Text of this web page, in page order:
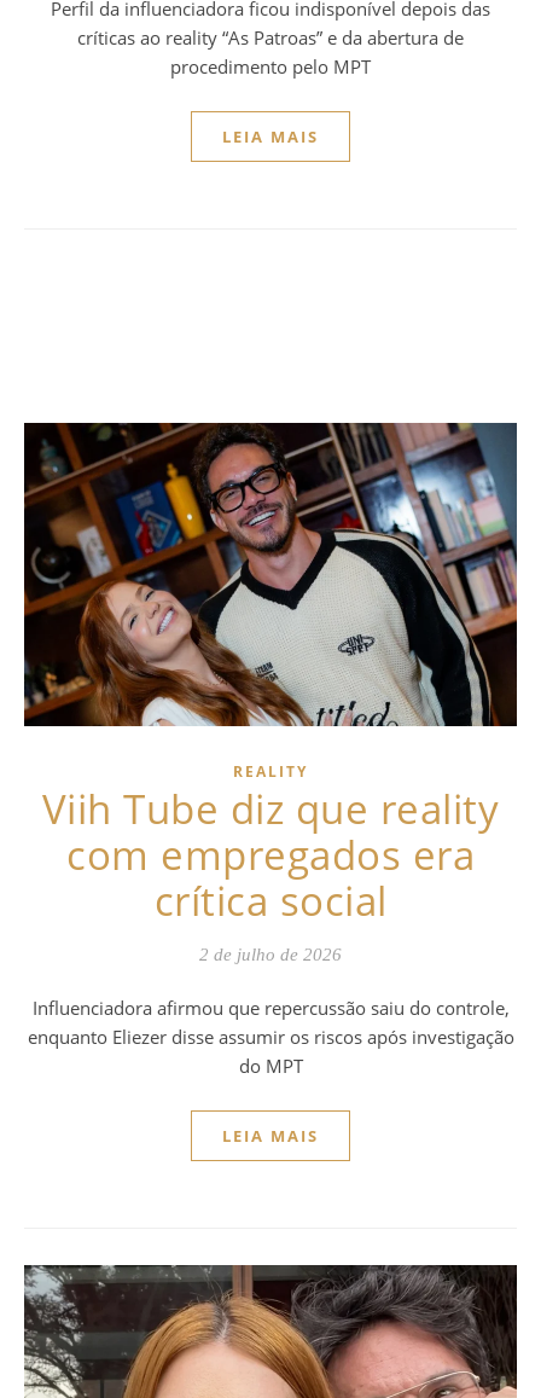
Perfil da influenciadora ficou indisponível depois das
críticas ao reality “As Patroas” e da abertura de
procedimento pelo MPT
LEIA MAIS
REALITY
Viih Tube diz que reality
com empregados era
crítica social
2 de julho de 2026
Influenciadora afirmou que repercussão saiu do controle,
enquanto Eliezer disse assumir os riscos após investigação
do MPT
LEIA MAIS